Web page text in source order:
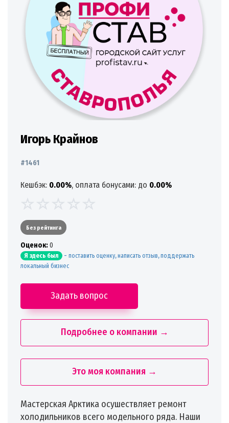
Игорь Крайнов
#1461
Кешбэк: 0.00%, оплата бонусами: до 0.00%
Без рейтинга
Oценок:0
Я здесь был - поставить оценку, написать отзыв, поддержать
локальный бизнес
Задать вопрос
Подробнее о компании →
Это моя компания →
Мастерская Арктика осушествляет ремонт
холодильников всего модельного ряда. Наши